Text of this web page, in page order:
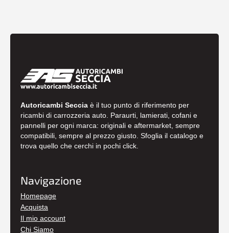
Autoricambi Seccia è il tuo punto di riferimento per
ricambi di carrozzeria auto. Paraurti, lamierati, cofani e
pannelli per ogni marca: originali e aftermarket, sempre
compatibili, sempre al prezzo giusto. Sfoglia il catalogo e
trova quello che cerchi in pochi click.
Navigazione
Homepage
Acquista
Il mio account
Chi Siamo